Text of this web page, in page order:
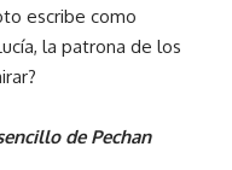
escribe como
la patrona de los
de Pechan